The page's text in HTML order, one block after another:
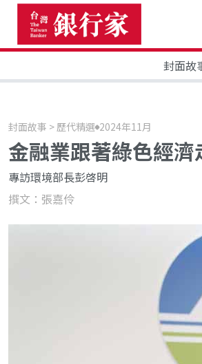
封面故
封面故事 > 歷代精選 2024年11月
金融業跟著綠色經
專訪環境部長彭啓明
撰文：張嘉伶